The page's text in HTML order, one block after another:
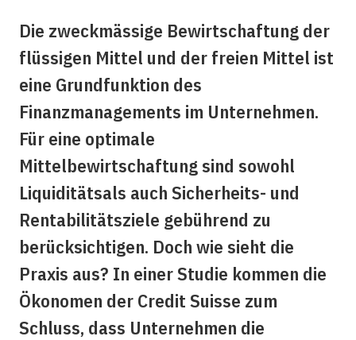
Die zweckmässige Bewirtschaftung der
flüssigen Mittel und der freien Mittel ist
eine Grundfunktion des
Finanzmanagements im Unternehmen.
Für eine optimale
Mittelbewirtschaftung sind sowohl
Liquiditätsals auch Sicherheits- und
Rentabilitätsziele gebührend zu
berücksichtigen. Doch wie sieht die
Praxis aus? In einer Studie kommen die
Ökonomen der Credit Suisse zum
Schluss, dass Unternehmen die